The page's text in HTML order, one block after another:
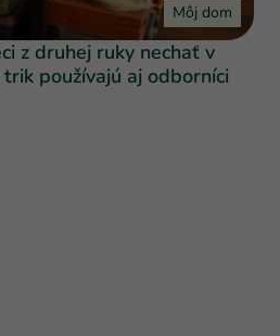
Môj dom
z druhej ruky nechať v
používajú aj odborníci